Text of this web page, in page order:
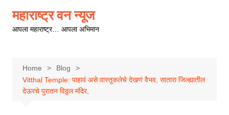
content
महाराष्ट्र वन न्यूज
आपला महाराष्ट्र… आपला अभिमान
Home
Blog
Vitthal Temple: पाहावं असे वास्तूकलेचे देखणं वैभव, सातारा जिल्ह्यातील
देऊरचे पुरातन विठ्ठल मंदिर,